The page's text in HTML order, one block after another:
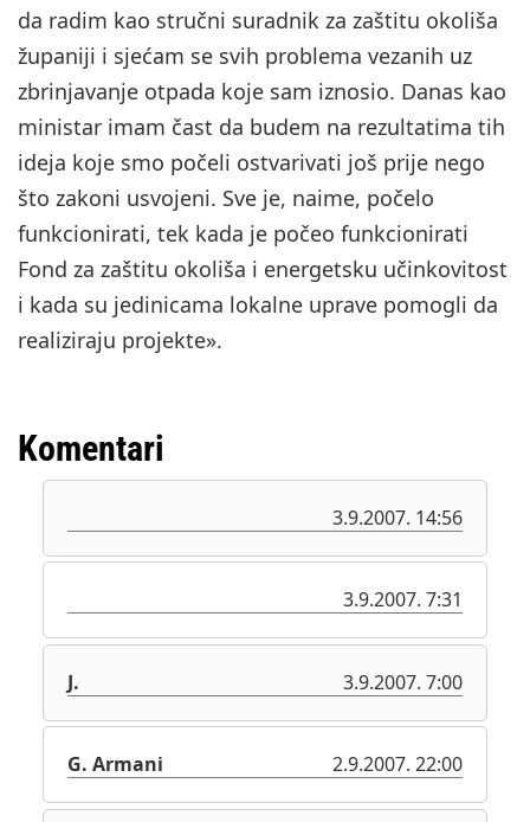
da radim kao stručni suradnik za zaštitu okoliša
županiji i sjećam se svih problema vezanih uz
zbrinjavanje otpada koje sam iznosio. Danas kao
ministar imam čast da budem na rezultatima tih
ideja koje smo počeli ostvarivati još prije nego
što zakoni usvojeni. Sve je, naime, počelo
funkcionirati, tek kada je počeo funkcionirati
Fond za zaštitu okoliša i energetsku učinkovitost
i kada su jedinicama lokalne uprave pomogli da
realiziraju projekte».
Komentari
3.9.2007. 14:56
3.9.2007. 7:31
J. 3.9.2007. 7:00
G. Armani 2.9.2007. 22:00